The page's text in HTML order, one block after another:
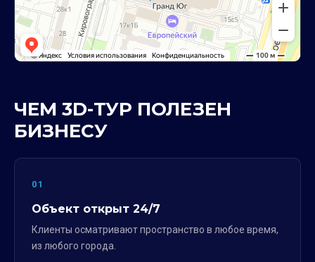
ЧЕМ 3D-ТУР ПОЛЕЗЕН
БИЗНЕСУ
01
Объект открыт 24/7
Клиенты осматривают пространство в любое время,
из любого города.